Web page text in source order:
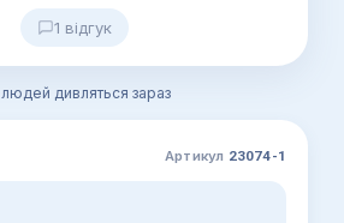
1 відгук
людей дивляться зараз
Артикул 23074-1